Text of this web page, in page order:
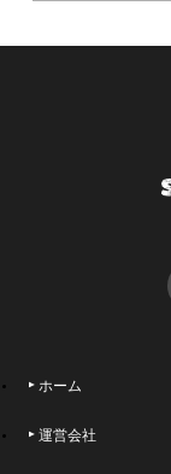
ホーム
運営会社